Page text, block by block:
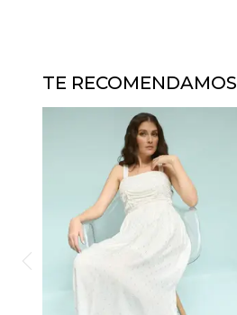
TE RECOMENDAMOS